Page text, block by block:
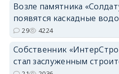
Возле памятника
появятся каскадные
29 4224
Собственник
стал заслуженным